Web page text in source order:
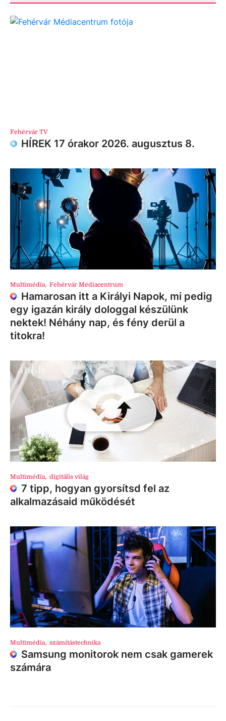
Fehérvár TV
HÍREK 17 órakor 2026. augusztus 8.
Multimédia, Fehérvár Médiacentrum
Hamarosan itt a Királyi Napok, mi pedig
egy igazán király dologgal készülünk
nektek! Néhány nap, és fény derül a
titokra!
Multimédia, digitális világ
7 tipp, hogyan gyorsítsd fel az
alkalmazásaid működését
Multimédia, számítástechnika
Samsung monitorok nem csak gamerek
számára